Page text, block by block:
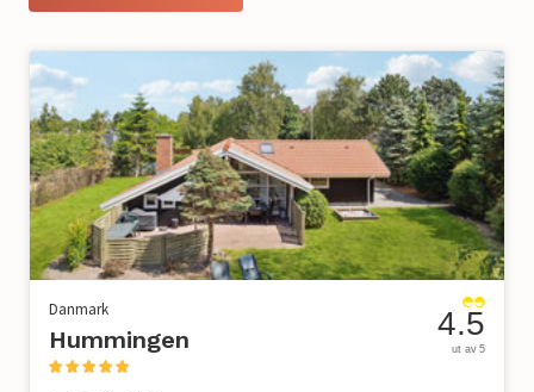
Danmark
Hummingen 4.5
ut av 5